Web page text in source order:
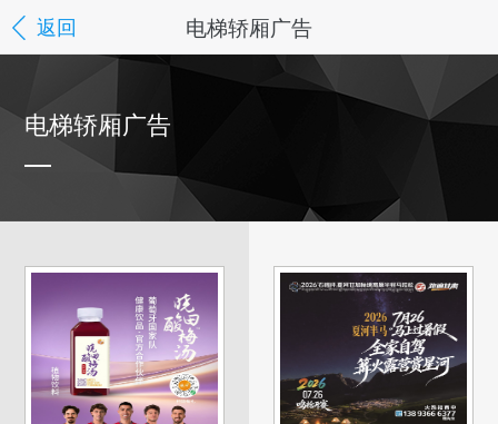
返回 电梯轿厢广告
电梯轿厢广告